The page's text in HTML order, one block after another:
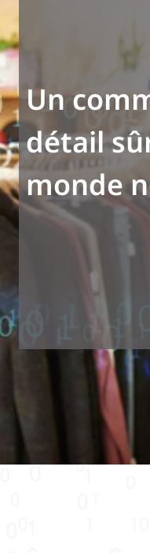
Un
détail
monde